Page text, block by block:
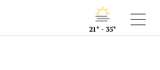
21° - 35°